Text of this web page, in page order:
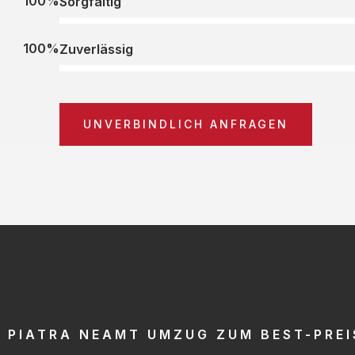
Zuverlässig
100%
UNVERBINDLICH ANFRAGEN
PIATRA NEAMT UMZUG ZUM BEST-